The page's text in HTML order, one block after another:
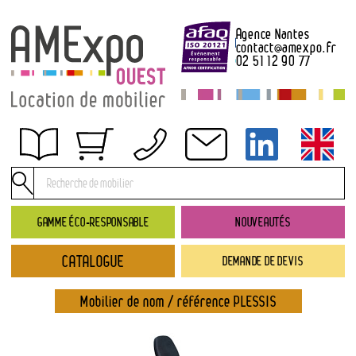
GAMME ÉCO-RESPONSABLE NOUVEAUTÉS
DEMANDE DE DEVIS
Agence Nantes
contact@amexpo.fr
02 51 12 90 77
Obtenir un devis
Conditions générales de location
Conditions de règlement
Contact
Catalogue
→ Nouveautés
→ Gamme éco-responsable
CATALOGUE
Mobilier de nom / référence PLESSIS